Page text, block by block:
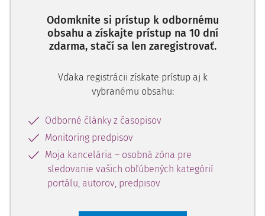
vstúpilo do konania ako vedľajší účastník na strane
žalovaného.
Odomknite si prístup k odbornému
obsahu a získajte prístup na 10 dní
zdarma, stačí sa len zaregistrovať.
Vďaka registrácii získate prístup aj k
vybranému obsahu:
Odborné články z časopisov
Monitoring predpisov
Moja kancelária – osobná zóna pre
sledovanie vašich obľúbených kategórií
portálu, autorov, predpisov